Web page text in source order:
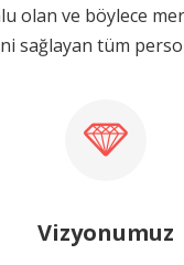
olan ve böylece
sağlayan tüm
Vizyonumuz